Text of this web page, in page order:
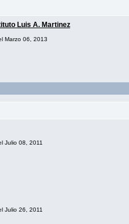
Luis A. Martinez
Marzo 06, 2013
Julio 08, 2011
Julio 26, 2011